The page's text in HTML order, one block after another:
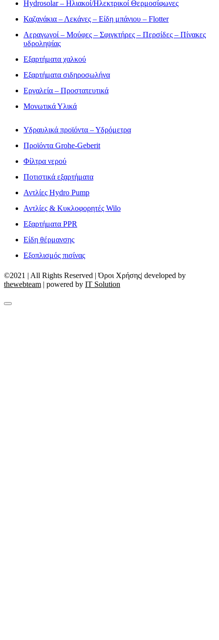
Hydrosolar – Ηλιακοί/Ηλεκτρικοί Θερμοσίφωνες
Καζανάκια – Λεκάνες – Είδη μπάνιου – Flotter
Αεραγωγοί – Μούφες – Σφιγκτήρες – Περσίδες – Πίνακες
υδροληψίας
Εξαρτήματα χαλκού
Εξαρτήματα σιδηροσωλήνα
Εργαλεία – Προστατευτικά
Μονωτικά Υλικά
Υδραυλικά προϊόντα – Υδρόμετρα
Προϊόντα Grohe-Geberit
Φίλτρα νερού
Ποτιστικά εξαρτήματα
Αντλίες Hydro Pump
Αντλίες & Κυκλοφορητές Wilo
Εξαρτήματα PPR
Είδη θέρμανσης
Εξοπλισμός πισίνας
©2021 | All Rights Reserved | Όροι Χρήσης| developed by
thewebteam | powered by IT Solution